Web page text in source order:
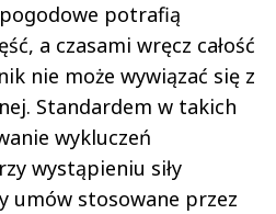
potrafią
a czasami wręcz całość
nie może wywiązać się z
Standardem w takich
wykluczeń
wystąpieniu siły
umów stosowane przez